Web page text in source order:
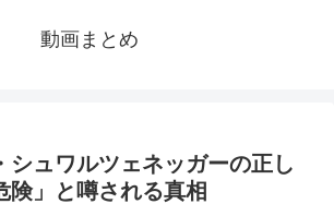
動画まとめ
シュワルツェネッガーの正し
険」と噂される真相